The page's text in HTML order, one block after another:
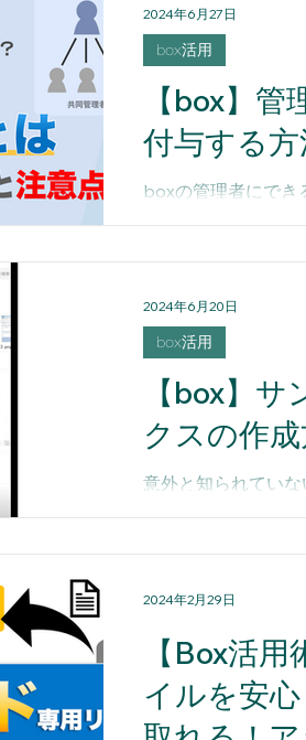
ます。
【box】管
付与する方
boxの管理者にでき
編集 ・ユーザーの
グイン ・組織の設
トの実行とアクセス
織の管理者は1人だ
box活用
2024年6月27日
【box】サ
クスの作
意外と知られてい
ご紹介しています。
box活用
2024年6月20日
【Box活
イルを安
2024年2月29日